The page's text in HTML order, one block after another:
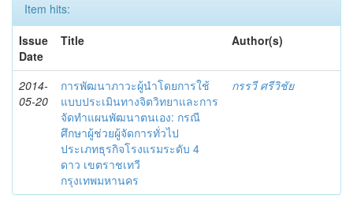
Item hits:
Issue
Date
Title Author(s)
2014-
05-20
การพัฒนาภาวะผู้นำโดยการใช้
แบบประเมินทางจิตวิทยาและการ
จัดทำแผนพัฒนาตนเอง: กรณี
ศึกษาผู้ช่วยผู้จัดการทั่วไป
ประเภทธุรกิจโรงแรมระดับ 4
ดาว เขตราชเทวี
กรุงเทพมหานคร
กรรวี ศรีวิชัย